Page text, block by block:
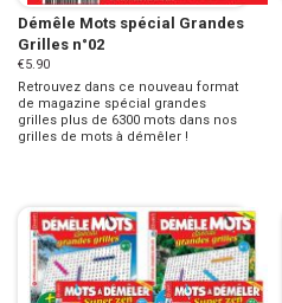
Démêle Mots spécial Grandes
Grilles n°02
€5.90
Retrouvez dans ce nouveau format
de magazine spécial grandes
grilles plus de 6300 mots dans nos
grilles de mots à démêler !